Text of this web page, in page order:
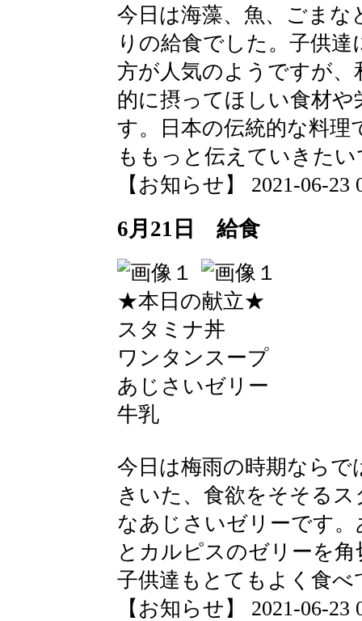
今日は海藻、魚、ごま
りの給食でした。子供
方が人気のようですが
的に摂ってほしい食材
す。日本の伝統的な料理
ももっと伝えていきた
【お知らせ】 2021-06-23
6月21日 給食
★本日の献立★
スタミナ丼
ワンタンスープ
あじさいゼリー
牛乳
今日は梅雨の時期なら
きいた、食欲をそそる
なあじさいゼリーです
とカルピスのゼリーを
子供達もとてもよく食べ
【お知らせ】 2021-06-23